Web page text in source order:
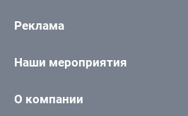
Реклама
Наши мероприятия
О компании